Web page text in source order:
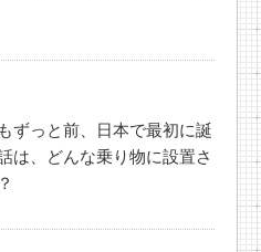
ずっと前、日本で最初に誕
は、どんな乗り物に設置さ